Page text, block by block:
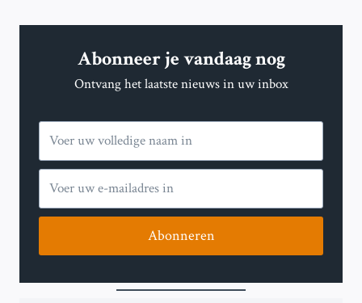
Abonneer je vandaag nog
Ontvang het laatste nieuws in uw inbox
Abonneren